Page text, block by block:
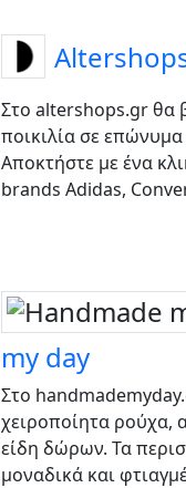
Στο altershops.gr θα
ποικιλία σε
Αποκτήστε με ένα
brands Adidas,
my day
Στο
χειροποίητα ρούχα,
είδη δώρων. Τα
μοναδικά και